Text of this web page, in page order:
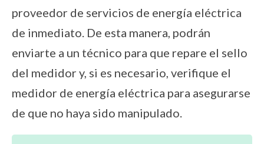
proveedor de servicios de energía eléctrica
de inmediato. De esta manera, podrán
enviarte a un técnico para que repare el sello
del medidor y, si es necesario, verifique el
medidor de energía eléctrica para asegurarse
de que no haya sido manipulado.